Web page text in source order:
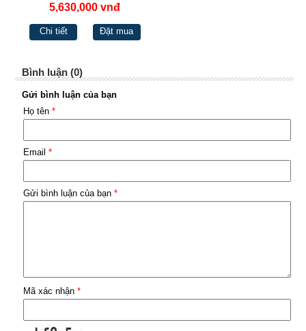
5,630,000 vnđ
Chi tiết Đặt mua
Bình luận (0)
Gửi bình luận của bạn
Họ tên *
Email *
Gửi bình luận của bạn *
Mã xác nhận *